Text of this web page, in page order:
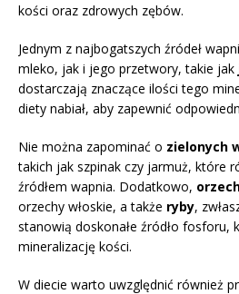
kości oraz zdrowych zębów.
Jednym z najbogatszych źródeł
mleko, jak i jego przetwory, takie jak
dostarczają znaczące ilości tego
diety nabiał, aby zapewnić
Nie można zapominać o zielonych
takich jak szpinak czy jarmuż, które
źródłem wapnia. Dodatkowo,
orzechy włoskie, a także ryby,
stanowią doskonałe źródło fosforu,
mineralizację kości.
W diecie warto uwzględnić również